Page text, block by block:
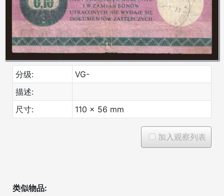
分级:
VG-
描述:
尺寸:
110 x 56 mm
加入观察列表
类似物品: